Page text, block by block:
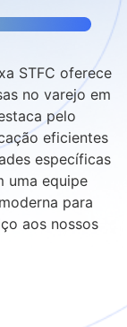
STFC oferece
no varejo em
pelo
eficientes
específicas
uma equipe
para
aos nossos